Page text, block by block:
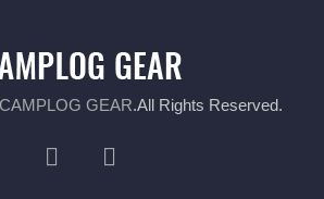
CAMPLOG GEAR.All Rights Reserved.